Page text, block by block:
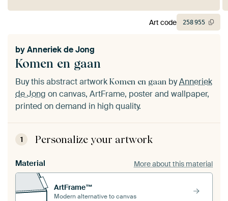
Komen en gaan
byAnneriek de Jong
Buy this abstract artwork Komen en gaan byAnneriek
de Jong on canvas, ArtFrame, poster and wallpaper,
printed on demand in high quality.
1 Personalize your artwork
Material More about this material
ArtFrame™
Modern alternative to canvas
Art code 258955